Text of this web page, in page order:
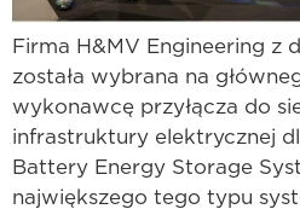
Firma H&MV Engineering z
została wybrana na
wykonawcę przyłącza do
infrastruktury elektrycznej
Battery Energy Storage
największego tego typu